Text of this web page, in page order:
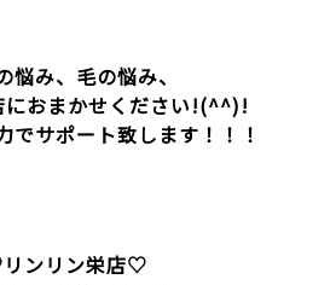
悩み、毛の悩み、
におまかせください!(^^)!
でサポート致します！！！
ンリン栄店♡